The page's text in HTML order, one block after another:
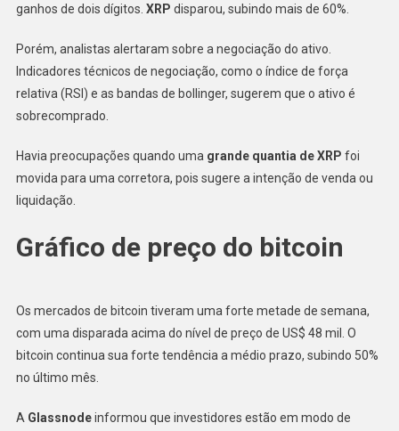
ganhos de dois dígitos. XRP disparou, subindo mais de 60%.
Porém, analistas alertaram sobre a negociação do ativo.
Indicadores técnicos de negociação, como o índice de força
relativa (RSI) e as bandas de bollinger, sugerem que o ativo é
sobrecomprado.
Havia preocupações quando uma grande quantia de XRP foi
movida para uma corretora, pois sugere a intenção de venda ou
liquidação.
Gráfico de preço do bitcoin
Os mercados de bitcoin tiveram uma forte metade de semana,
com uma disparada acima do nível de preço de US$ 48 mil. O
bitcoin continua sua forte tendência a médio prazo, subindo 50%
no último mês.
A Glassnodeinformou que investidores estão em modo de